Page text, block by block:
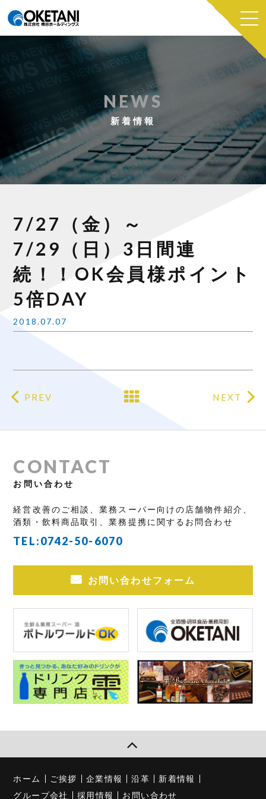
NEWS
新着情報
7/27（金）～
7/29（日）3日間連
続！！OK会員様ポイント
5倍DAY
2018.07.07
PREV NEXT
CONTACT
お問い合わせ
経営改善のご相談、業務スーパー向けの店舗物件紹介、
酒類・飲料商品取引、業務提携に関するお問合わせ
TEL:0742-50-6070
お問い合わせフォーム
ホーム ご挨拶 企業情報 沿革
新着情報
グループ会社
採用情報 お問い合わせ